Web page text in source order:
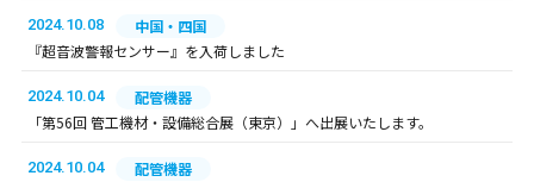
2024.10.08
中国・四国
『超音波警報センサー』を入荷しました
2024.10.04
配管機器
「第56回 管工機材・設備総合展（東京）」へ出展いたします。
2024.10.04
配管機器